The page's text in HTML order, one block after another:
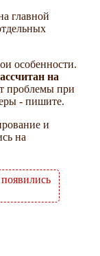
главной
особенности.
на
проблемы при
- пишите.
и
на